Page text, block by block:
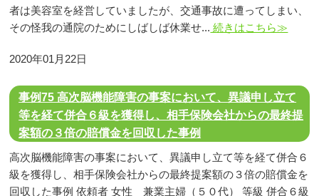
者は美容室を経営していましたが、交通事故に遭ってしまい、
その怪我の通院のためにしばしば休業せ... 続きはこちら≫
2020年01月22日
事例75 高次脳機能障害の事案において、異議申し立て
等を経て併合６級を獲得し、相手保険会社からの最終提
案額の３倍の賠償金を回収した事例
高次脳機能障害の事案において、異議申し立て等を経て併合６
級を獲得し、相手保険会社からの最終提案額の３倍の賠償金を
回収した事例 依頼者 女性 兼業主婦（５０代） 等級 併合６級